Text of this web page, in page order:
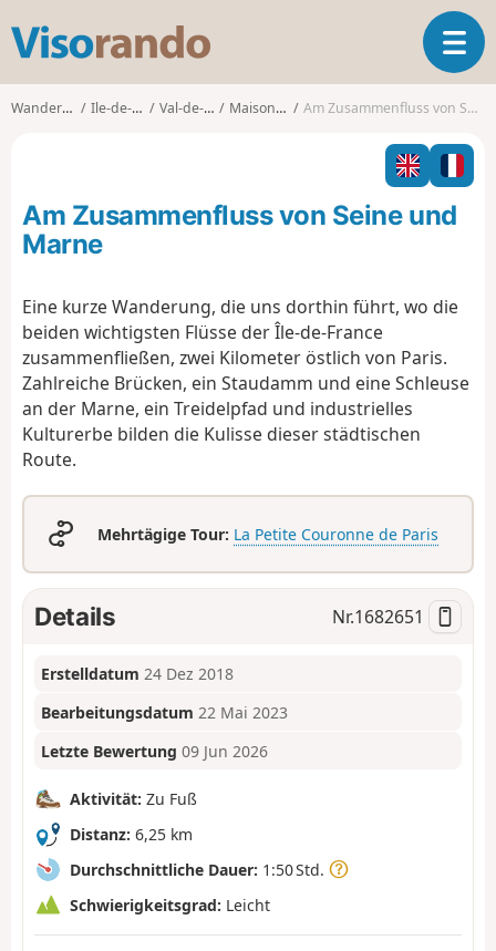
s
o
T
o
g
l
n
a
o
Wanderungen Ile-de-France Val-de-Marne Maisons-Alfort Am Zusammenfluss von Seine und Marne
Am Zusammenfluss von Seine und
Marne
Eine kurze Wanderung, die uns dorthin führt, wo die
beiden wichtigsten Flüsse der Île-de-France
zusammenfließen, zwei Kilometer östlich von Paris.
Zahlreiche Brücken, ein Staudamm und eine Schleuse
an der Marne, ein Treidelpfad und industrielles
Kulturerbe bilden die Kulisse dieser städtischen
Route.
Mehrtägige Tour: La Petite Couronne de Paris
Details Nr.1682651
Erstelldatum 24 Dez 2018
Bearbeitungsdatum 22 Mai 2023
Letzte Bewertung 09 Jun 2026
Aktivität: Zu Fuß
Distanz: 6,25 km
Durchschnittliche Dauer: 1:50 Std.
Schwierigkeitsgrad: Leicht